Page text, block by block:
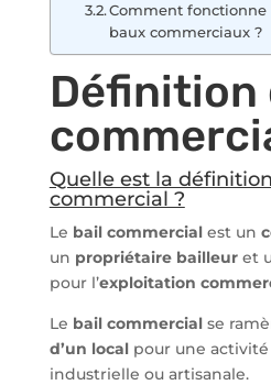
Comment fonctionne
baux commerciaux ?
Définition
Quelle est la
commercial ?
Le bail commercialest un
un propriétaire bailleuret
pour l’exploitation
Le bail commercialse
d’un localpour une
industrielle ou artisanale.